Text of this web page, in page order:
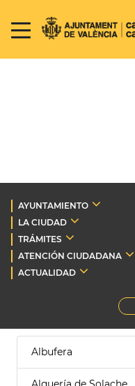
AYUNTAMIENTO
LA CIUDAD
TRÁMITES
ATENCIÓN CIUDADANA
ACTUALIDAD
Albufera